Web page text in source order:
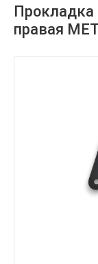
Прокладка
правая